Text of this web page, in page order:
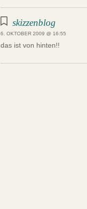
skizzenblog
6. OKTOBER 2009 @ 16:55
das ist von hinten!!